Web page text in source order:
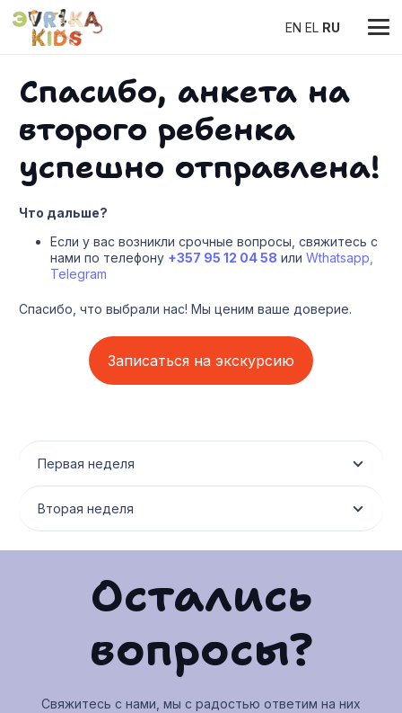
EN EL RU
Спасибо, анкета на
второго ребенка
успешно отправлена!
Что дальше?
Если у вас возникли срочные вопросы, свяжитесь с
нами по телефону +357 95 12 04 58 или Wthatsapp,
Telegram
Спасибо, что выбрали нас! Мы ценим ваше доверие.
Записаться на экскурсию
Первая неделя
Вторая неделя
Остались
вопросы?
Свяжитесь с нами, мы с радостью ответим на них